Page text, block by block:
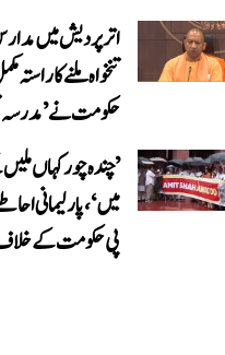
اتر پردیش میں
تنخواہ ملنے کا راستہ
حکومت نے ’مدرسہ
’چندہ چور کہاں
میں‘، پارلیمانی
پی حکومت کے خلاف